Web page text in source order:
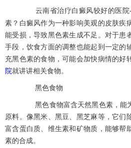
云南省治疗白癜风较好的医
素？白癜风作为一种影响美观的皮肤疾
能受损，导致黑色素生成不足。对于患
手段，饮食方面的调整也能起到一定的
充黑色素的食物，可能会加快病情的好
院就讲讲相关食物。
黑色食物
黑色食物富含天然黑色素，能
原料。像黑米、黑豆、黑芝麻等，它们
富含蛋白质、维生素和矿物质，能够帮
素的合成。